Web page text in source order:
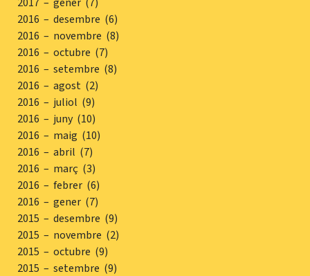
2016 – desembre (6)
2016 – novembre (8)
2016 – octubre (7)
2016 – setembre (8)
2016 – agost (2)
2016 – juliol (9)
2016 – juny (10)
2016 – maig (10)
2016 – abril (7)
2016 – març (3)
2016 – febrer (6)
2016 – gener (7)
2015 – desembre (9)
2015 – novembre (2)
2015 – octubre (9)
2015 – setembre (9)